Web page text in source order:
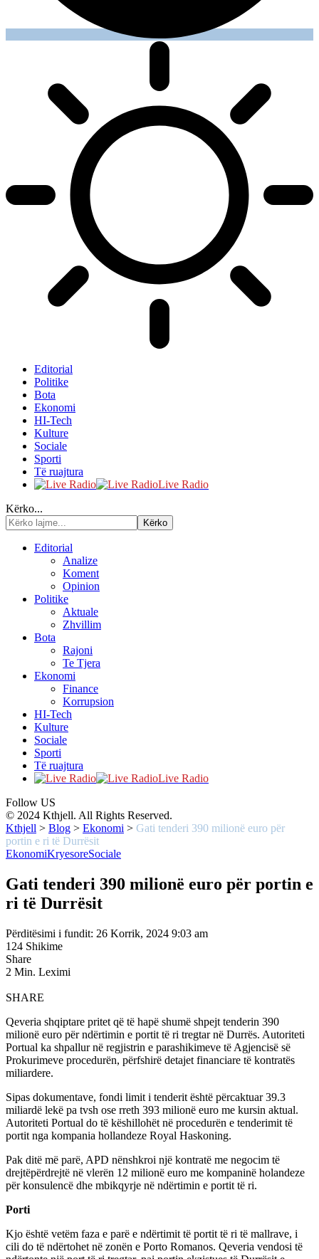
Editorial
Politike
Bota
Ekonomi
HI-Tech
Kulture
Sociale
Sporti
Të ruajtura
Live Radio
Kërko...
Editorial
Analize
Koment
Opinion
Politike
Aktuale
Zhvillim
Bota
Rajoni
Te Tjera
Ekonomi
Finance
Korrupsion
HI-Tech
Kulture
Sociale
Sporti
Të ruajtura
Live Radio
Follow US
© 2024 Kthjell. All Rights Reserved.
Kthjell > Blog > Ekonomi > Gati tenderi 390 milionë euro për
portin e ri të Durrësit
EkonomiKryesoreSociale
Gati tenderi 390 milionë euro për portin e
ri të Durrësit
Përditësimi i fundit: 26 Korrik, 2024 9:03 am
124 Shikime
Share
2 Min. Leximi
SHARE
Qeveria shqiptare pritet që të hapë shumë shpejt tenderin 390
milionë euro për ndërtimin e portit të ri tregtar në Durrës. Autoriteti
Portual ka shpallur në regjistrin e parashikimeve të Agjencisë së
Prokurimeve procedurën, përfshirë detajet financiare të kontratës
miliardere.
Sipas dokumentave, fondi limit i tenderit është përcaktuar 39.3
miliardë lekë pa tvsh ose rreth 393 milionë euro me kursin aktual.
Autoriteti Portual do të këshillohët në procedurën e tenderimit të
portit nga kompania hollandeze Royal Haskoning.
Pak ditë më parë, APD nënshkroi një kontratë me negocim të
drejtëpërdrejtë në vlerën 12 milionë euro me kompaninë holandeze
për konsulencë dhe mbikqyrje në ndërtimin e portit të ri.
Porti
Kjo është vetëm faza e parë e ndërtimit të portit të ri të mallrave, i
cili do të ndërtohet në zonën e Porto Romanos. Qeveria vendosi të